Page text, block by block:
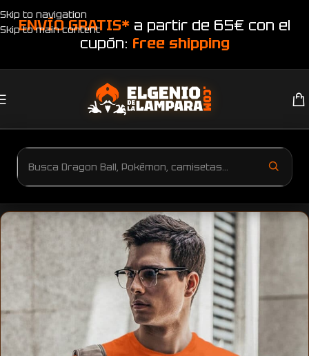
Skip to navigation
Skip to main content
ENVÍO GRATIS* a partir de 65€ con el
cupón: free shipping
Inicio Productos etiquetados “camiseta mundo digital”